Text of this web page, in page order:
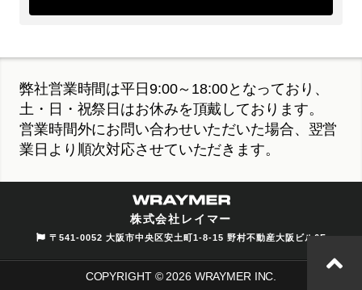
弊社営業時間は平日9:00～18:00となっており、
土・日・祝祭日はお休みを頂戴しております。
営業時間外にお問い合わせいただいた場合、翌営
業日より順次対応させていただきます。
株式会社レイマー
〒541-0052 大阪市中央区安土町1-8-15 野村不動産大阪ビル6F
COPYRIGHT © 2026 WRAYMER INC.